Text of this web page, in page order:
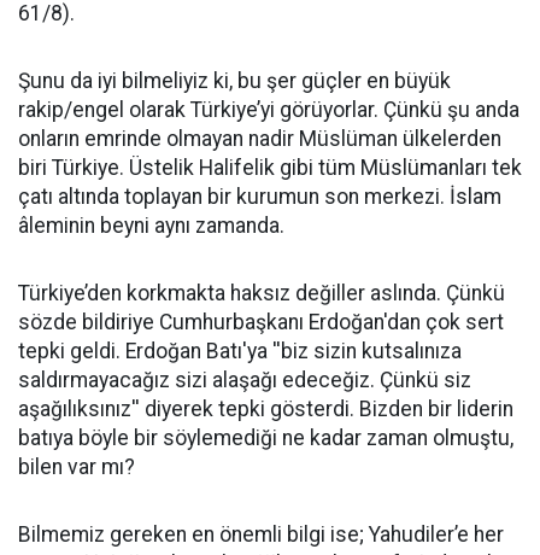
61/8).
Şunu da iyi bilmeliyiz ki, bu şer güçler en büyük
rakip/engel olarak Türkiye’yi görüyorlar. Çünkü şu anda
onların emrinde olmayan nadir Müslüman ülkelerden
biri Türkiye. Üstelik Halifelik gibi tüm Müslümanları tek
çatı altında toplayan bir kurumun son merkezi. İslam
âleminin beyni aynı zamanda.
Türkiye’den korkmakta haksız değiller aslında. Çünkü
sözde bildiriye Cumhurbaşkanı Erdoğan'dan çok sert
tepki geldi. Erdoğan Batı'ya ''biz sizin kutsalınıza
saldırmayacağız sizi alaşağı edeceğiz. Çünkü siz
aşağılıksınız'' diyerek tepki gösterdi. Bizden bir liderin
batıya böyle bir söylemediği ne kadar zaman olmuştu,
bilen var mı?
Bilmemiz gereken en önemli bilgi ise; Yahudiler’e her